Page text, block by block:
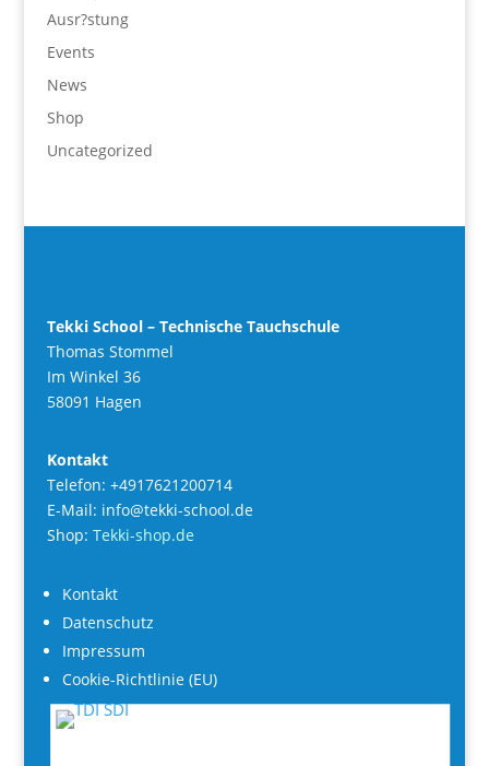
Ausr?stung
Events
News
Shop
Uncategorized
Tekki School – Technische Tauchschule
Thomas Stommel
Im Winkel 36
58091 Hagen
Kontakt
Telefon: +4917621200714
E-Mail: info@tekki-school.de
Shop: Tekki-shop.de
Kontakt
Datenschutz
Impressum
Cookie-Richtlinie (EU)